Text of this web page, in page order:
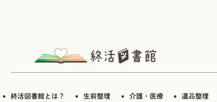
終活図書館とは？ 生前整理 介護・医療 遺品整理